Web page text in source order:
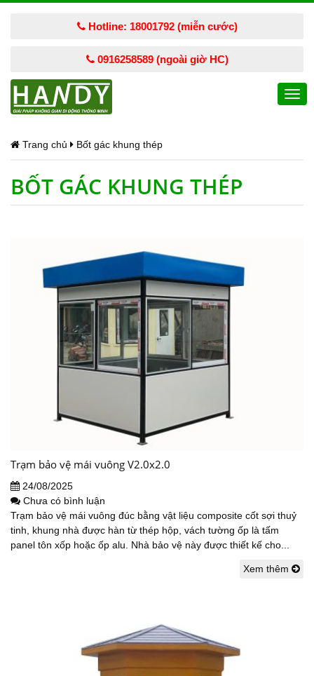
Hotline: 18001792 (miễn cước)
0916258589 (ngoài giờ HC)
Trang chủ Bốt gác khung thép
BỐT GÁC KHUNG THÉP
Trạm bảo vệ mái vuông V2.0x2.0
24/08/2025
Chưa có bình luận
Trạm bảo vệ mái vuông đúc bằng vật liệu composite cốt sợi thuỷ
tinh, khung nhà được hàn từ thép hộp, vách tường ốp là tấm
panel tôn xốp hoặc ốp alu. Nhà bảo vệ này được thiết kế cho...
Xem thêm